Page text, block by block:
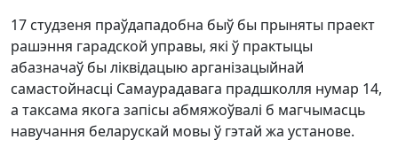
17 студзеня праўдападобна быў бы прыняты праект
рашэння гарадской управы, які ў практыцы
абазначаў бы ліквідацыю арганізацыйнай
самастойнасці Самаурадавага прадшколля нумар 14,
а таксама якога запісы абмяжоўвалі б магчымасць
навучання беларускай мовы ў гэтай жа установе.